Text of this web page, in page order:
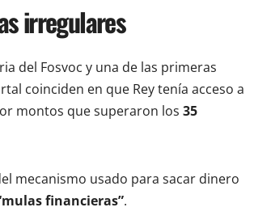
irregulares
del Fosvoc y una de las primeras
coinciden en que Rey tenía acceso a
montos que superaron los 35
mecanismo usado para sacar dinero
financieras”.